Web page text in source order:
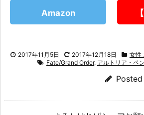
Amazon
2017年11月5日 2017年12月18日 女性
Fate/Grand Order, アルトリア・ペ